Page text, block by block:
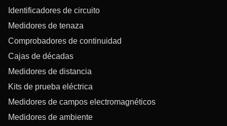
Identificadores de circuito
Medidores de tenaza
Comprobadores de continuidad
Cajas de décadas
Medidores de distancia
Kits de prueba eléctrica
Medidores de campos electromagnéticos
Medidores de ambiente